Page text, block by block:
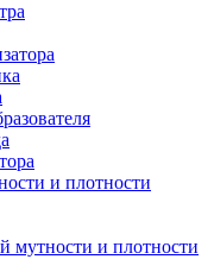
и плотности
мутности и плотности